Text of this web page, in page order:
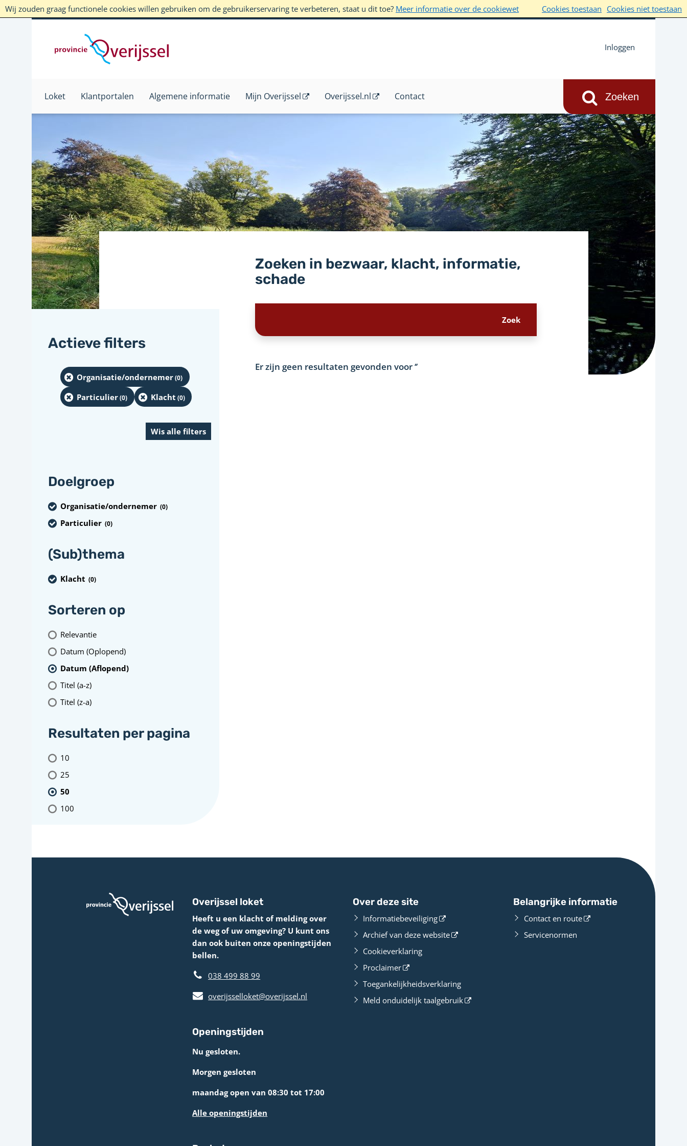
Wij zouden graag functionele cookies willen gebruiken om de gebruikerservaring te verbeteren, staat u dit toe? Meer informatie over de cookiewet Cookies toestaan Cookies niet toestaan
Inloggen
Loket Klantportalen Algemene informatie Mijn Overijssel Overijssel.nl Contact
Zoeken in bezwaar, klacht, informatie,
schade
Er zijn geen resultaten gevonden voor‘’
Actieve filters
Organisatie/ondernemer(0)
Particulier(0) Klacht (0)
Doelgroep
Organisatie/ondernemer (0)
Particulier (0)
(Sub)thema
Klacht (0)
Sorteren op
Relevantie
Datum (Oplopend)
Datum (Aflopend)
Titel (a-z)
Titel (z-a)
Resultaten per pagina
10
25
50
100
Overijssel loket
Heeft u een klacht of melding over
de weg of uw omgeving? U kunt ons
dan ook buiten onze openingstijden
bellen.
038 499 88 99
overijsselloket@overijssel.nl
Openingstijden
Nu gesloten.
Morgen gesloten
maandag open van 08:30 tot 17:00
Alle openingstijden
Over deze site
Informatiebeveiliging
Archief van deze website
Cookieverklaring
Proclaimer
Toegankelijkheidsverklaring
Meld onduidelijk taalgebruik
Belangrijke informatie
Contact en route
Servicenormen